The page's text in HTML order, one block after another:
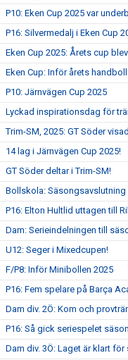
P10: Eken Cup 2025 var
P16: Silvermedalj i Eken Cup
Eken Cup 2025: Årets cup
Eken Cup: Inför årets
P10: Järnvägen Cup 2025
Lyckad inspirationsdag för
Trim-SM, 2025: GT Söder
14 lag i Järnvägen Cup 2025!
GT Söder deltar i Trim-SM!
Bollskola: Säsongsavslutning
P16: Elton Hultlid uttagen till
Dam: Serieindelningen till
U12: Seger i Mixedcupen!
F/P8: Inför Minibollen 2025
P16: Fem spelare på Barça
Dam div. 2Ö: Kom och
P16: Så gick seriespelet
Dam div. 3Ö: Laget är klart för